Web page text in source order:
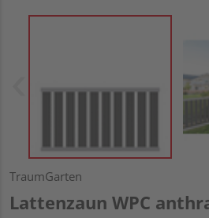
TraumGarten
Lattenzaun WPC